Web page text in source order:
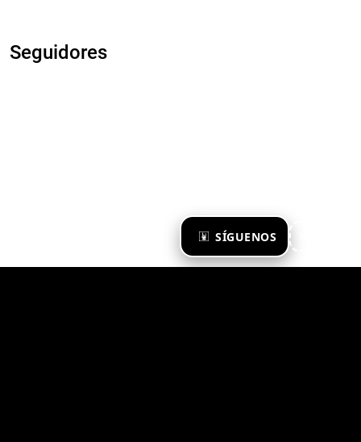
SÍGUENOS
Seguidores